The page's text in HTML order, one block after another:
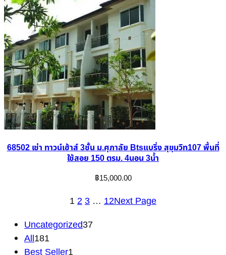
68502 เช่า ทาวน์เฮ้าส์ 3ชั้น ม.ศุภาลัย Btsแบริ่ง สุขุมวิท107 พื้นที่
ใช้สอย 150 ตรม. 4นอน 3น้ำ
฿15,000.00
123 … 12Next Page
Uncategorized373
All1811
8
1